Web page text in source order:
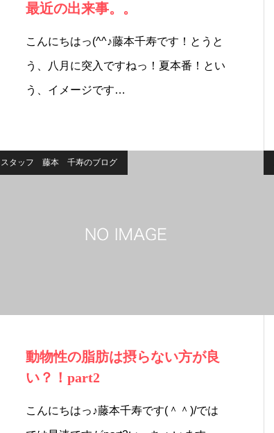
最近の出来事。。
こんにちはっ(^^♪藤本千寿です！とうと
う、八月に突入ですねっ！夏本番！とい
う、イメージです…
スタッフ 藤本 千寿のブログ
動物性の脂肪は摂らない方が良
い？！part2
こんにちはっ♪藤本千寿です(＾＾)/では